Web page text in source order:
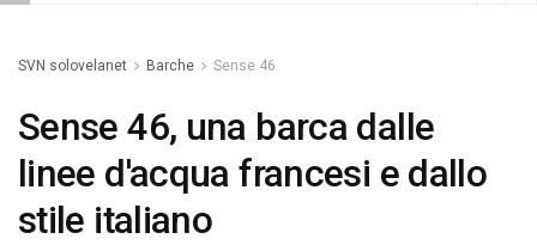
SVN solovelanet Barche Sense 46
Sense 46, una barca dalle
linee d'acqua francesi e dallo
stile italiano